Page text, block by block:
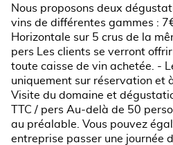
Nous proposons deux
vins de différentes gammes :
Horizontale sur 5 crus de la
pers Les clients se verront
toute caisse de vin achetée. -
uniquement sur réservation et
Visite du domaine et
TTC / pers Au-delà de 50
au préalable. Vous pouvez
entreprise passer une journée